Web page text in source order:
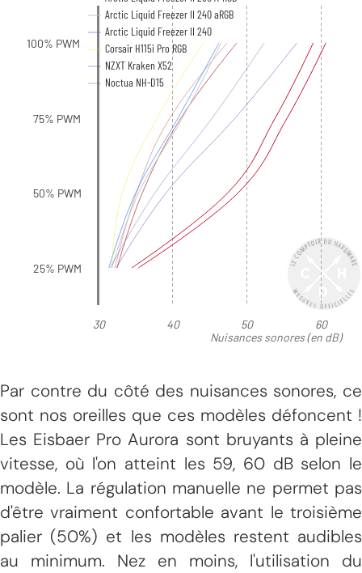
Par contre du côté des nuisances sonores, ce
sont nos oreilles que ces modèles défoncent !
Les Eisbaer Pro Aurora sont bruyants à pleine
vitesse, où l'on atteint les 59, 60 dB selon le
modèle. La régulation manuelle ne permet pas
d'être vraiment confortable avant le troisième
palier (50%) et les modèles restent audibles
au minimum. Nez en moins, l'utilisation du